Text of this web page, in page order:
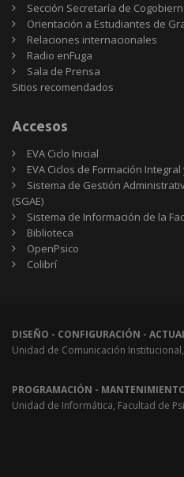
Sección Secretaría de
Orientación a Estudiantes de
Relaciones internacionales
Radio enFuga
Sala de Prensa
Sitios
Sitios recomendados
Accesos
EVA Ciclo Inicial
EVA Ciclos de Formación
Sistema de Gestión
(SGAE)
Sistema de Información de la
Biblioteca
OpenPsico
Colibrí
DISEÑO - CONFIGURACIÓN -
Unidad de Comunicación
PROGRAMACIÓN -
Unidad de Informática, Facultad de